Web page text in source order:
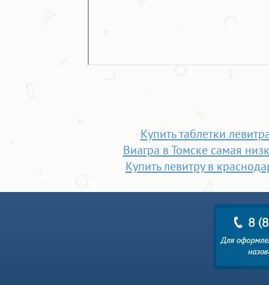
Купить таблетки
Виагра в Томске самая
Купить левитру в